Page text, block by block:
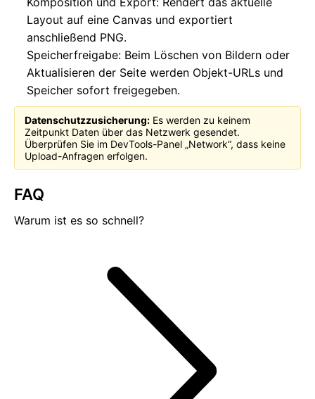
Layout auf eine Canvas und exportiert
anschließend PNG.
Speicherfreigabe: Beim Löschen von Bildern oder
Aktualisieren der Seite werden Objekt-URLs und
Speicher sofort freigegeben.
Datenschutzzusicherung: Es werden zu keinem
Zeitpunkt Daten über das Netzwerk gesendet.
Überprüfen Sie im DevTools-Panel „Network“, dass keine
Upload-Anfragen erfolgen.
FAQ
Warum ist es so schnell?